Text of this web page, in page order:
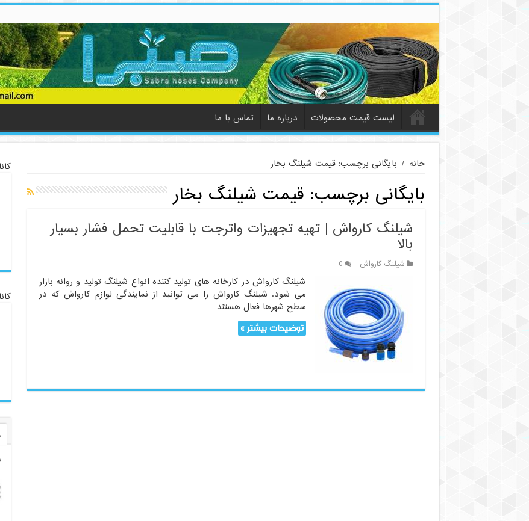
لیست قیمت محصولات درباره ما تماس با ما
خانه / بایگانی برچسب: قیمت شیلنگ بخار
بایگانی برچسب:قیمت شیلنگ بخار
شیلنگ کارواش | تهیه تجهیزات واترجت با قابلیت تحمل فشار بسیار
بالا
شیلنگ کارواش 0
شیلنگ کارواش در کارخانه های تولید کننده انواع شیلنگ تولید و روانه بازار
می شود. شیلنگ کارواش را می توانید از نمایندگی لوازم کارواش که در
سطح شهرها فعال هستند
توضیحات بیشتر »